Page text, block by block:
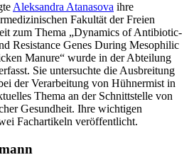
Aleksandra Atanasova ihre
Fakultät der Freien
zum Thema „Dynamics of Antibiotic-
Resistance Genes During Mesophilic
Manure“ wurde in der Abteilung
Sie untersuchte die Ausbreitung
der Verarbeitung von Hühnermist in
Thema an der Schnittstelle von
Gesundheit. Ihre wichtigen
Fachartikeln veröffentlicht.